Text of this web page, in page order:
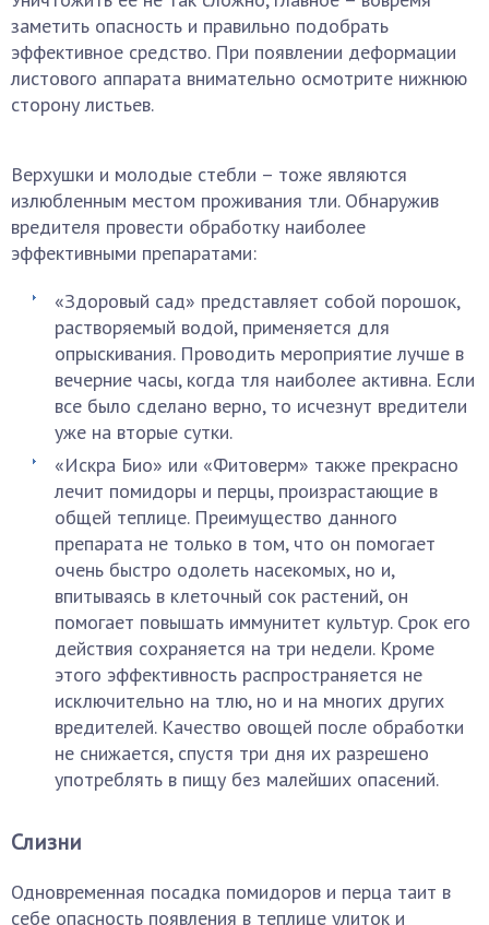
заметить опасность и правильно подобрать
эффективное средство. При появлении деформации
листового аппарата внимательно осмотрите нижнюю
сторону листьев.
Верхушки и молодые стебли – тоже являются
излюбленным местом проживания тли. Обнаружив
вредителя провести обработку наиболее
эффективными препаратами:
«Здоровый сад» представляет собой порошок,
растворяемый водой, применяется для
опрыскивания. Проводить мероприятие лучше в
вечерние часы, когда тля наиболее активна. Если
все было сделано верно, то исчезнут вредители
уже на вторые сутки.
«Искра Био» или «Фитоверм» также прекрасно
лечит помидоры и перцы, произрастающие в
общей теплице. Преимущество данного
препарата не только в том, что он помогает
очень быстро одолеть насекомых, но и,
впитываясь в клеточный сок растений, он
помогает повышать иммунитет культур. Срок его
действия сохраняется на три недели. Кроме
этого эффективность распространяется не
исключительно на тлю, но и на многих других
вредителей. Качество овощей после обработки
не снижается, спустя три дня их разрешено
употреблять в пищу без малейших опасений.
Слизни
Одновременная посадка помидоров и перца таит в
себе опасность появления в теплице улиток и